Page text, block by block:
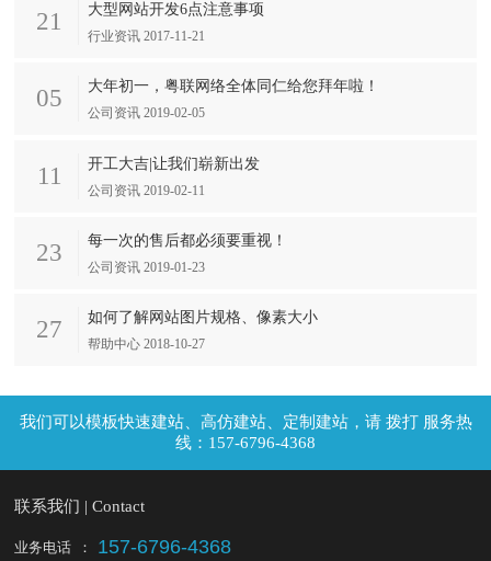
21 大型网站开发6点注意事项
行业资讯 2017-11-21
05 大年初一，粤联网络全体同仁给您拜年啦！
公司资讯 2019-02-05
11 开工大吉|让我们崭新出发
公司资讯 2019-02-11
23 每一次的售后都必须要重视！
公司资讯 2019-01-23
27 如何了解网站图片规格、像素大小
帮助中心 2018-10-27
拨打 服务热
线：157-6796-4368
联系我们 | Contact
业务电话 ： 157-6796-4368